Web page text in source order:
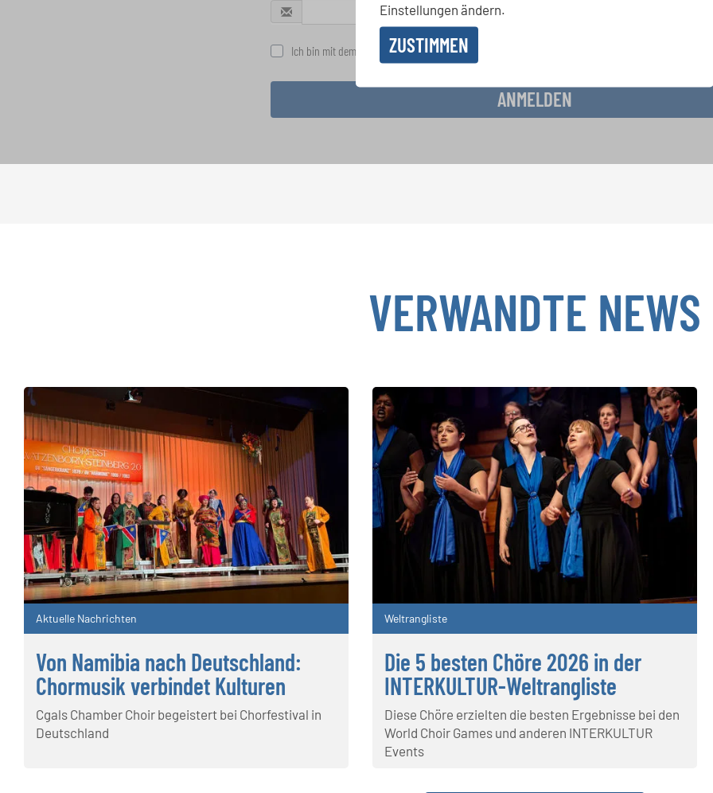
Einstellungen ändern.
ZUSTIMMEN
Ich bin mit dem Erhalt des Newsletters einverstanden und akzeptiere die
ANMELDEN
VERWANDTE NEWS
Aktuelle Nachrichten
Von Namibia nach Deutschland:
Chormusik verbindet Kulturen
Cgals Chamber Choir begeistert bei Chorfestival in
Deutschland
Weltrangliste
Die 5 besten Chöre 2026 in der
INTERKULTUR-Weltrangliste
Diese Chöre erzielten die besten Ergebnisse bei den
World Choir Games und anderen INTERKULTUR
Events